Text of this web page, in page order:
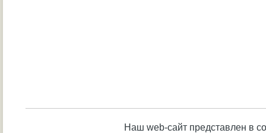
Наш web-сайт представлен в